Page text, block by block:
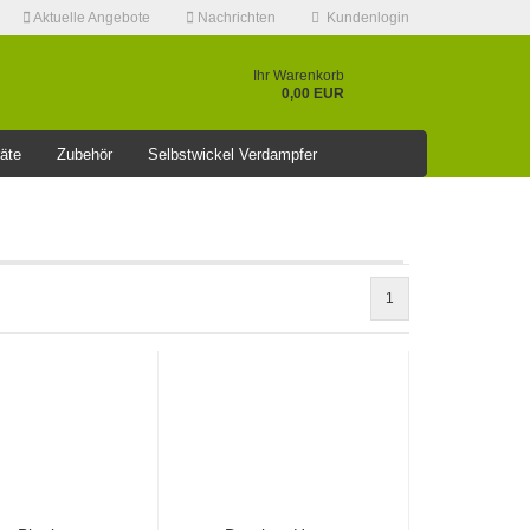
Aktuelle Angebote Nachrichten Kundenlogin
Passwort vergessen?
Ihr Warenkorb
0,00 EUR
Zubehör Selbstwickel Verdampfer
1